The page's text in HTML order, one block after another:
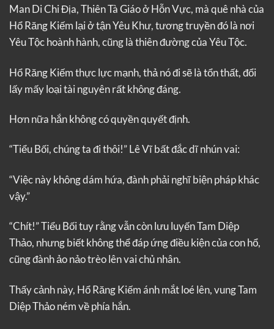
Man Di Chi Địa, Thiên Tà Giáo ở Hỗn Vực, mà quê nhà của
Hổ Răng Kiếm lại ở tận Yêu Khư, tương truyền đó là nơi
Yêu Tộc hoành hành, cũng là thiên đường của Yêu Tộc.
Hổ Răng Kiếm thực lực mạnh, thả nó đi sẽ là tổn thất, đổi
lấy mấy loại tài nguyên rất không đáng.
Hơn nữa hắn không có quyền quyết định.
“Tiểu Bối, chúng ta đi thôi!” Lê Vĩ bất đắc dĩ nhún vai:
“Việc này không dám hứa, đành phải nghĩ biện pháp khác
vậy.”
“Chít!” Tiểu Bối tuy rằng vẫn còn lưu luyến Tam Diệp
Thảo, nhưng biết không thể đáp ứng điều kiện của con hổ,
cũng đành ảo nảo trèo lên vai chủ nhân.
Thấy cảnh này, Hổ Răng Kiếm ánh mắt loé lên, vung Tam
Diệp Thảo ném về phía hắn.